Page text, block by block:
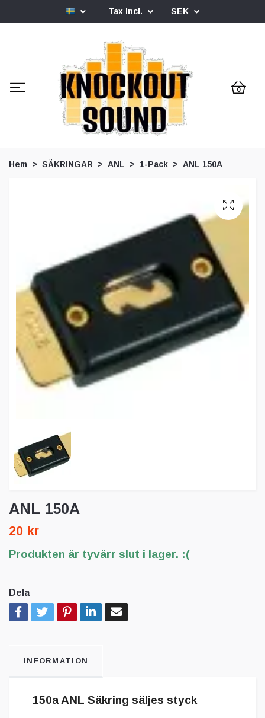
Tax Incl. SEK
0
Hem SÄKRINGAR ANL 1-Pack ANL 150A
ANL 150A
20 kr
Produkten är tyvärr slut i lager. :(
Dela
INFORMATION
150a ANL Säkring säljes styck